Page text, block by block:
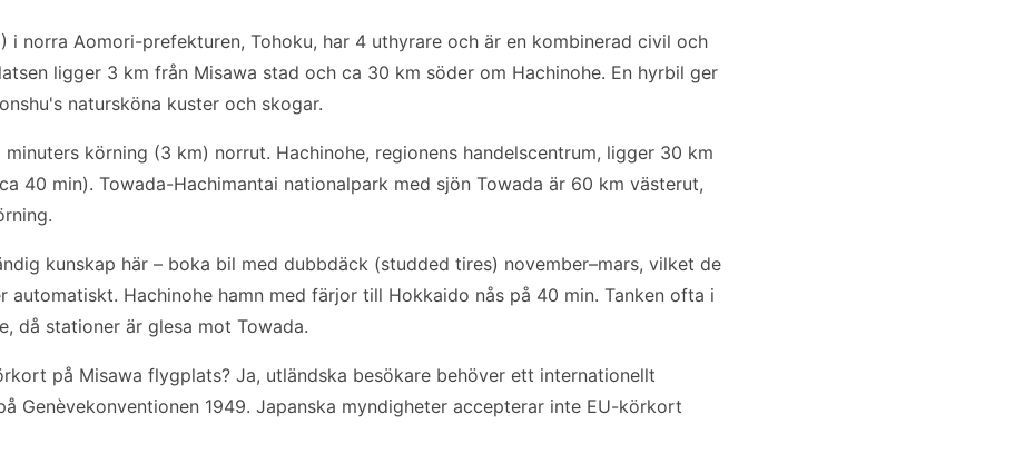
i norra Aomori-prefekturen, Tohoku, har 4 uthyrare och är en kombinerad civil och
ligger 3 km från Misawa stad och ca 30 km söder om Hachinohe. En hyrbil ger
natursköna kuster och skogar.
minuters körning (3 km) norrut. Hachinohe, regionens handelscentrum, ligger 30 km
40 min). Towada-Hachimantai nationalpark med sjön Towada är 60 km västerut,
kunskap här – boka bil med dubbdäck (studded tires) november–mars, vilket de
automatiskt. Hachinohe hamn med färjor till Hokkaido nås på 40 min. Tanken ofta i
då stationer är glesa mot Towada.
på Misawa flygplats? Ja, utländska besökare behöver ett internationellt
Genèvekonventionen 1949. Japanska myndigheter accepterar inte EU-körkort